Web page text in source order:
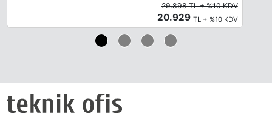
29.898 TL + %10 KDV
20.929 TL + %10 KDV